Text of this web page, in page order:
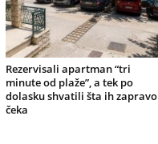
Rezervisali apartman “tri
minute od plaže”, a tek po
dolasku shvatili šta ih zapravo
čeka